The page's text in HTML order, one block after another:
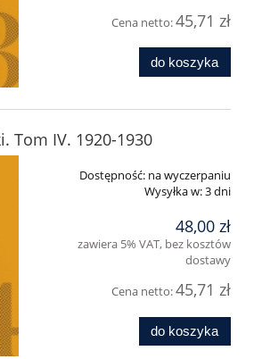
Cena netto:45,71 zł
do koszyka
Tom IV. 1920-1930
Dostępność: na wyczerpaniu
Wysyłka w:3 dni
48,00 zł
zawiera 5% VAT, bez kosztów
dostawy
Cena netto:45,71 zł
do koszyka